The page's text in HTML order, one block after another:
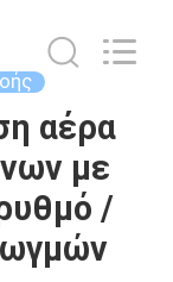
αέρα
με
/